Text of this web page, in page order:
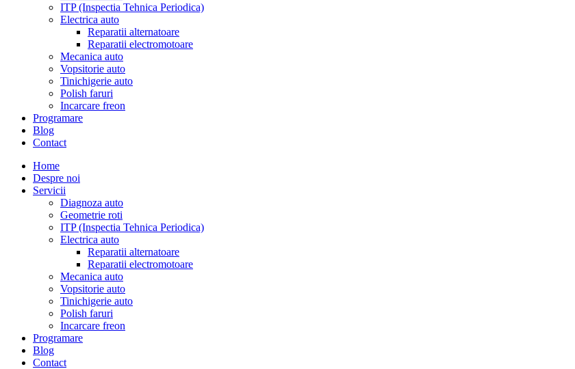
ITP (Inspectia Tehnica Periodica)
Electrica auto
Reparatii alternatoare
Reparatii electromotoare
Mecanica auto
Vopsitorie auto
Tinichigerie auto
Polish faruri
Incarcare freon
Programare
Blog
Contact
Home
Despre noi
Servicii
Diagnoza auto
Geometrie roti
ITP (Inspectia Tehnica Periodica)
Electrica auto
Reparatii alternatoare
Reparatii electromotoare
Mecanica auto
Vopsitorie auto
Tinichigerie auto
Polish faruri
Incarcare freon
Programare
Blog
Contact